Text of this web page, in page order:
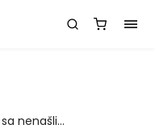
sa nenašli...